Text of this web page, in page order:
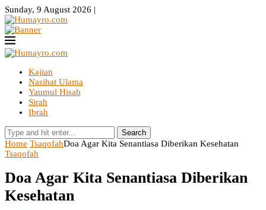
Sunday, 9 August 2026 |
Kajian
Nasihat Ulama
Yaumul Hisab
Sirah
Ibrah
Search
Home TsaqofahDoa Agar Kita Senantiasa Diberikan Kesehatan
Tsaqofah
Doa Agar Kita Senantiasa Diberikan
Kesehatan